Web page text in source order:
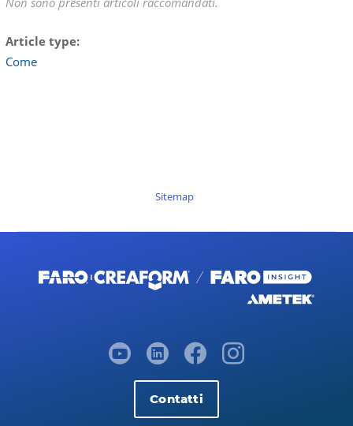
Article type
Come
Sitemap
Contatti